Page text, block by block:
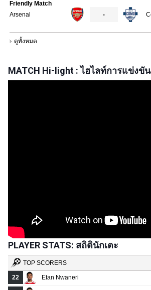
MATCH Hi-light : ไฮไลท์การแข่งขัน
PLAYER STATS: สถิตินักเตะ